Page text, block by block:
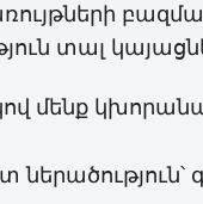
տալ
մենք